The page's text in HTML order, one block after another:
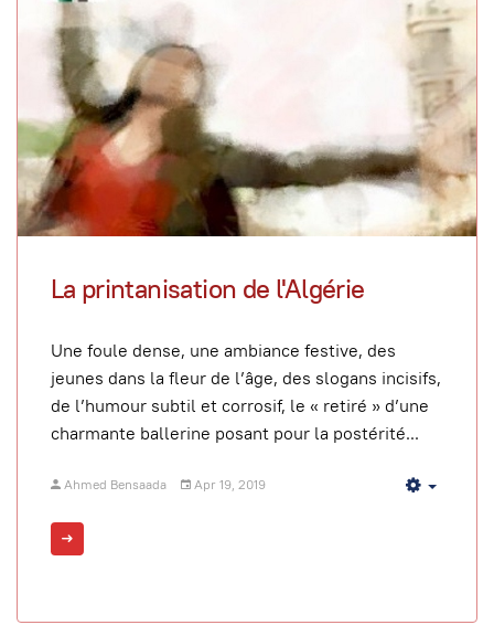
La printanisation de l'Algérie
Une foule dense, une ambiance festive, des
jeunes dans la fleur de l’âge, des slogans incisifs,
de l’humour subtil et corrosif, le « retiré » d’une
charmante ballerine posant pour la postérité...
Ahmed Bensaada Apr 19, 2019